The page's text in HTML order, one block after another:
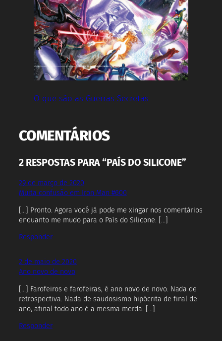
O que são as Guerras Secretas
COMENTÁRIOS
2 RESPOSTAS PARA “PAÍS DO SILICONE”
29 de março de 2020
Muita confusão em Iron Man #600
[…] Pronto. Agora você já pode me xingar nos comentários
enquanto me mudo para o País do Silicone. […]
Responder
2 de maio de 2020
Ano novo de novo
[…] Farofeiros e farofeiras, é ano novo de novo. Nada de
retrospectiva. Nada de saudosismo hipócrita de final de
ano, afinal todo ano é a mesma merda. […]
Responder